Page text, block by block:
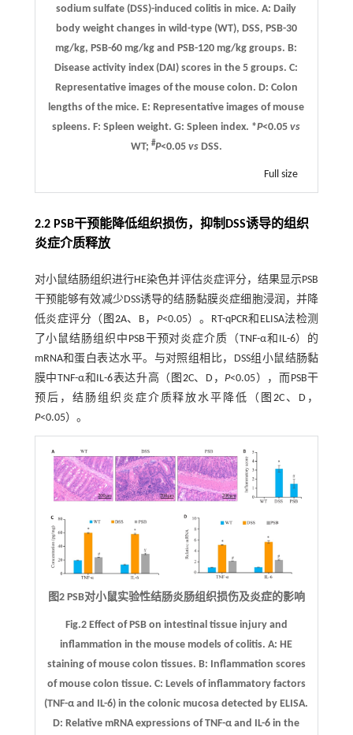
sodium sulfate (DSS)-induced colitis in mice.A: Daily
body weight changes in wild-type (WT), DSS, PSB-30
mg/kg, PSB-60 mg/kg and PSB-120 mg/kg groups.B:
Disease activity index (DAI) scores in the 5 groups.C:
Representative images of the mouse colon. D: Colon
lengths of the mice.E: Representative images of mouse
spleens.F: Spleen weight.G: Spleen index. *P<0.05vs
WT; #P<0.05 vsDSS.
Full size
2.2 PSB干预能降低组织损伤，抑制DSS诱导的组织
炎症介质释放
对小鼠结肠组织进行HE染色并评估炎症评分，结果显示PSB
干预能够有效减少DSS诱导的结肠黏膜炎症细胞浸润，并降
低炎症评分（ 图2A、B， P<0.05）。RT-qPCR和ELISA法检测
了小鼠结肠组织中PSB干预对炎症介质（TNF-α和IL-6）的
mRNA和蛋白表达水平。与对照组相比，DSS组小鼠结肠黏
膜中TNF-α和IL-6表达升高（ 图2C、D，P<0.05），而PSB干
预后，结肠组织炎症介质释放水平降低（ 图2C、D，
P<0.05）。
图2 PSB对小鼠实验性结肠炎肠组织损伤及炎症的影响
Fig.2 Effect of PSB on intestinal tissue injury and
inflammation in the mouse models of colitis.A: HE
staining of mouse colon tissues. B: Inflammation scores
of mouse colon tissue. C: Levels of inflammatory factors
(TNF-α and IL-6) in the colonic mucosa detected by ELISA.
D: Relative mRNA expressions of TNF-α and IL-6 in the